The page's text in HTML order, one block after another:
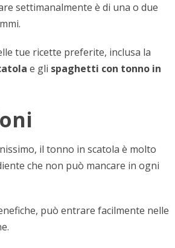
settimanalmente è di una o due
tue ricette preferite, inclusa la
e gli spaghetti con tonno in
il tonno in scatola è molto
che non può mancare in ogni
può entrare facilmente nelle